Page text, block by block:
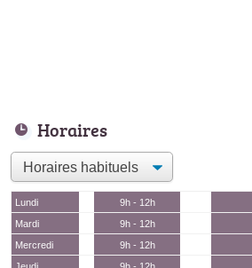
Horaires
Lundi 9h - 12h
Mardi
9h - 12h
Mercredi
9h - 12h
Jeudi
9h - 12h